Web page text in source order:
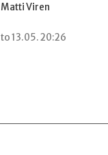
Matti Viren
to 13.05. 20:26